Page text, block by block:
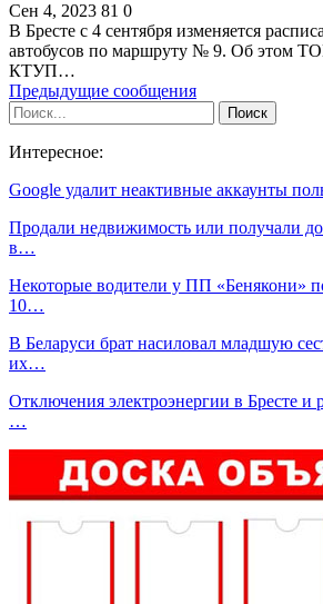
Сен 4, 2023 81 0
В Бресте с 4 сентября изменяется
автобусов по маршруту № 9. Об этом
КТУП…
Предыдущие сообщения
Интересное:
Google удалит неактивные аккаунты
Продали недвижимость или получали
в…
Некоторые водители у ПП «Бенякони»
10…
В Беларуси брат насиловал младшую
их…
Отключения электроэнергии в Бресте и
…